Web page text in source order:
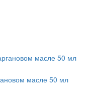
масле 50 мл